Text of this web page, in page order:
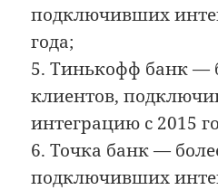
подключивших
года;
5. Тинькофф банк —
клиентов,
интеграцию с 2015
6. Точка банк —
подключивших